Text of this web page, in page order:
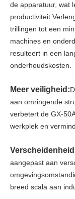
de apparatuur, wat
trillingen tot een
machines en
resulteert in een
onderhoudskosten.
Meer veiligheid:
aan omringende
verbetert de GX-
werkplek en
aangepast aan
breed scala aan